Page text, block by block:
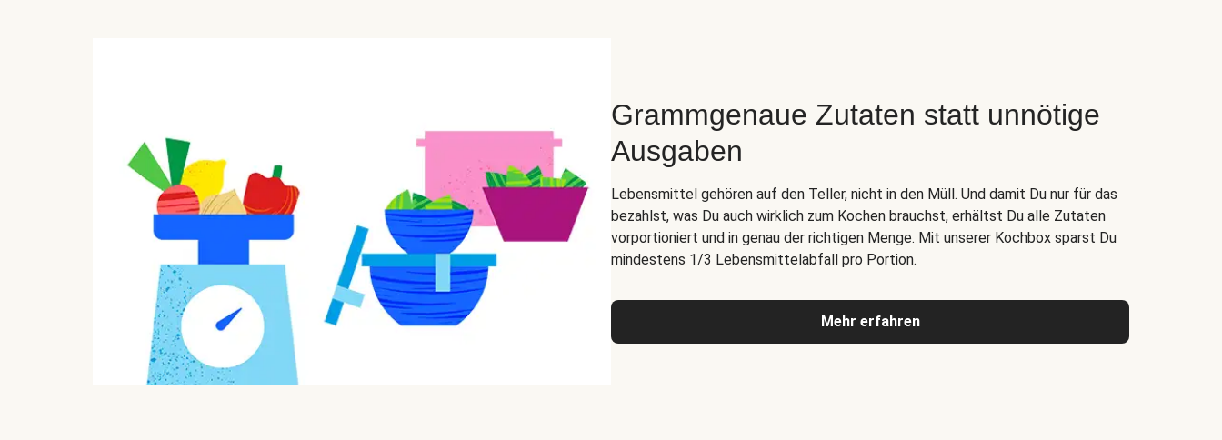
Grammgenaue Zutaten statt unnötige
Ausgaben
Lebensmittel gehören auf den Teller, nicht in den Müll. Und damit Du nur für das
bezahlst, was Du auch wirklich zum Kochen brauchst, erhältst Du alle Zutaten
vorportioniert und in genau der richtigen Menge. Mit unserer Kochbox sparst Du
mindestens 1/3 Lebensmittelabfall pro Portion.
Mehr erfahren